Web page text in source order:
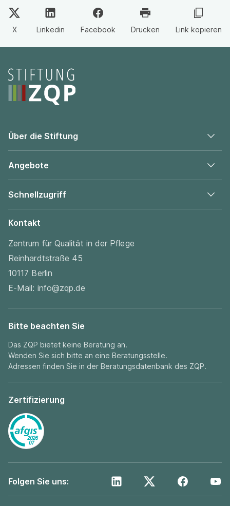
X Linkedin Facebook Drucken Link kopieren
Seitenfooter
Über die Stiftung
Angebote
Schnellzugriff
Kontakt
Zentrum für Qualität in der Pflege
Reinhardtstraße 45
10117 Berlin
E-Mail: info@zqp.de
Bitte beachten Sie
Das ZQP bietet keine Beratung an.
Wenden Sie sich bitte an eine Beratungsstelle.
Adressen finden Sie in der Beratungsdatenbank des ZQP.
Zertifizierung
Folgen Sie uns: